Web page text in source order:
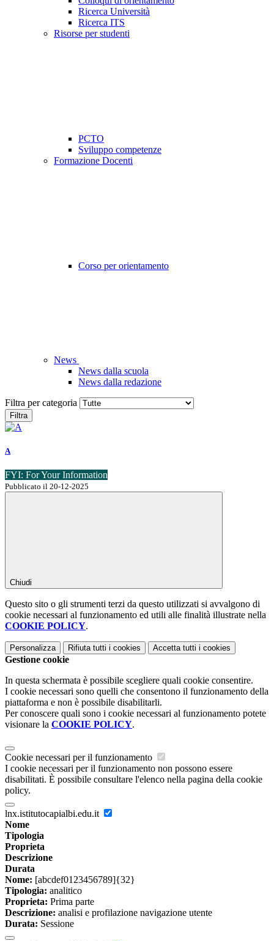
Ricerca Università
Ricerca ITS
Risorse per studenti
PCTO
Sviluppo competenze
Formazione Docenti
Corso per orientamento
News
News dalla scuola
News dalla redazione
Filtra per categoria
Filtra
A
FYI: For Your Information
Pubblicato il 20-12-2025
Chiudi
Questo sito o gli strumenti terzi da questo utilizzati si avvalgono di
cookie necessari al funzionamento ed utili alle finalità illustrate nella
COOKIE POLICY.
Personalizza Rifiuta tutti i cookies Accetta tutti i cookies
Gestione cookie
In questa schermata è possibile scegliere quali cookie consentire.
I cookie necessari sono quelli che consentono il funzionamento della
piattaforma e non è possibile disabilitarli.
Per conoscere quali sono i cookie necessari al funzionamento potete
visionare la COOKIE POLICY.
Cookie necessari per il funzionamento
I cookie necessari per il funzionamento non possono essere
disabilitati. È possibile consultare l'elenco nella pagina della cookie
policy.
lnx.istitutocapialbi.edu.it
Nome
Tipologia
Proprieta
Descrizione
Durata
Nome: [abcdef0123456789]{32}
Tipologia: analitico
Proprieta: Prima parte
Descrizione: analisi e profilazione navigazione utente
Durata: Sessione